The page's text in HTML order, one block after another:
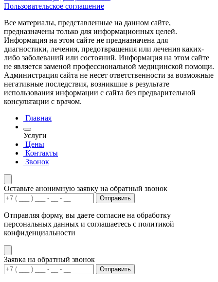
Пользовательское соглашение
Все материалы, представленные на данном сайте,
предназначены только для информационных целей.
Информация на этом сайте не предназначена для
диагностики, лечения, предотвращения или лечения каких-
либо заболеваний или состояний. Информация на этом сайте
не является заменой профессиональной медицинской помощи.
Администрация сайта не несет ответственности за возможные
негативные последствия, возникшие в результате
использования информации с сайта без предварительной
консультации с врачом.
Главная
Услуги
Цены
Контакты
Звонок
Оставьте анонимную заявку на обратный звонок
Отправить
Отправляя форму, вы даете согласие на обработку
персональных данных и соглашаетесь с политикой
конфиденциальности
Заявка на обратный звонок
Отправить